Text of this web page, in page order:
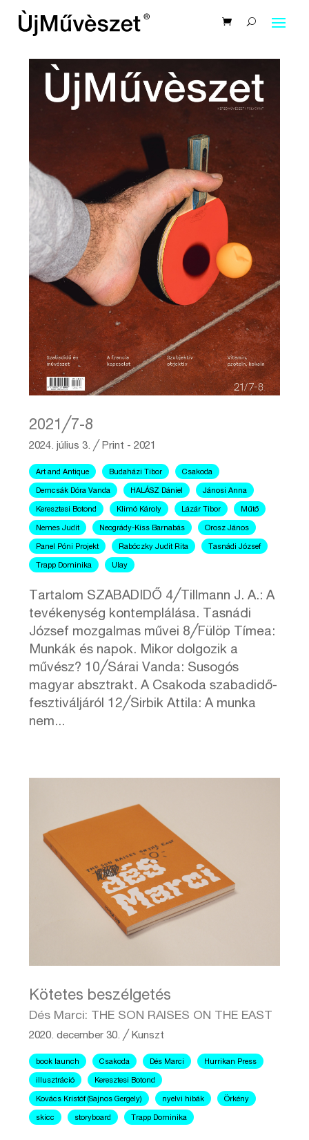
2021╱7-8
2024. július 3. ╱Print - 2021
Art and Antique Budaházi Tibor Csakoda
Demcsák Dóra Vanda HALÁSZ Dániel Jánosi Anna
Keresztesi Botond Klimó Károly Lázár Tibor Műtő
Nemes Judit Neogrády-Kiss Barnabás Orosz János
Panel Póni Projekt Rabóczky Judit Rita Tasnádi József
Trapp Dominika Ulay
Tartalom SZABADIDŐ 4╱Tillmann J. A.: A
tevékenység kontemplálása. Tasnádi
József mozgalmas művei 8╱Fülöp Tímea:
Munkák és napok. Mikor dolgozik a
művész? 10╱Sárai Vanda: Susogós
magyar absztrakt. A Csakoda szabadidő-
fesztiváljáról 12╱Sirbik Attila: A munka
nem...
Kötetes beszélgetés
Dés Marci: THE SON RAISES ON THE EAST
2020. december 30. ╱ Kunszt
book launch Csakoda Dés Marci Hurrikan Press
illusztráció Keresztesi Botond
Kovács Kristóf (Sajnos Gergely) nyelvi hibák Örkény
skicc storyboard Trapp Dominika